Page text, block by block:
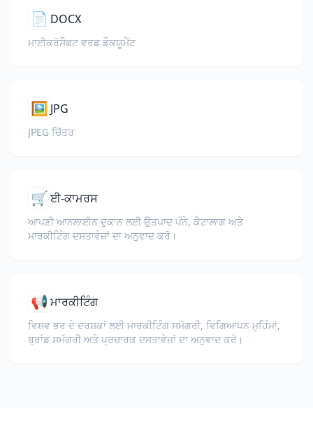
📄 DOCX
ਮਾਈਕਰੋਸੌਫਟ ਵਰਡ ਡੌਕਯੂਮੈਂਟ
🖼️ JPG
JPEG ਚਿੱਤਰ
🛒ਈ-ਕਾਮਰਸ
ਆਪਣੀ ਆਨਲਾਈਨ ਦੁਕਾਨ ਲਈ ਉਤਪਾਦ ਪੰਨੇ, ਕੈਟਾਲਾਗ ਅਤੇ
ਮਾਰਕੀਟਿੰਗ ਦਸਤਾਵੇਜ਼ਾਂ ਦਾ ਅਨੁਵਾਦ ਕਰੋ।
📢ਮਾਰਕੀਟਿੰਗ
ਵਿਸ਼ਵ ਭਰ ਦੇ ਦਰਸ਼ਕਾਂ ਲਈ ਮਾਰਕੀਟਿੰਗ ਸਮੱਗਰੀ, ਵਿਗਿਆਪਨ ਮੁਹਿੰਮਾਂ,
ਬ੍ਰਾਂਡ ਸਮੱਗਰੀ ਅਤੇ ਪ੍ਰਚਾਰਕ ਦਸਤਾਵੇਜ਼ਾਂ ਦਾ ਅਨੁਵਾਦ ਕਰੋ।